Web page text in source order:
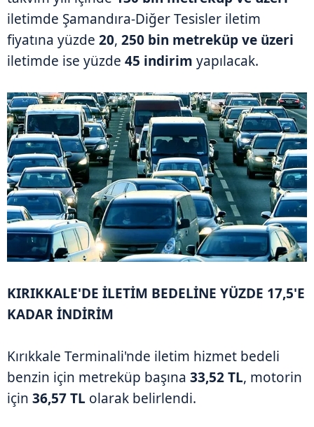
iletimde Şamandıra-Diğer Tesisler iletim
fiyatına yüzde 20, 250 bin metreküp ve üzeri
iletimde ise yüzde 45 indirim yapılacak.
KIRIKKALE'DE İLETİM BEDELİNE YÜZDE 17,5'E
KADAR İNDİRİM
Kırıkkale Terminali'nde iletim hizmet bedeli
benzin için metreküp başına 33,52 TL, motorin
için 36,57 TL olarak belirlendi.